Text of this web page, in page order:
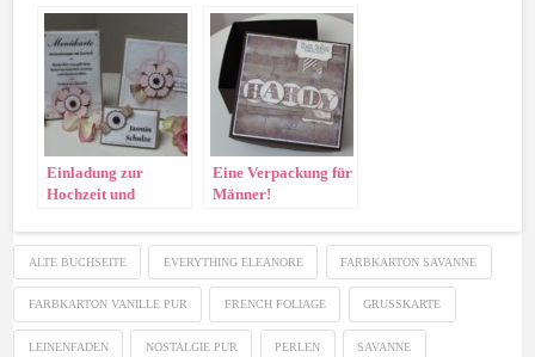
Einladung zur
Hochzeit und
Eine Verpackung für
Männer!
ALTE BUCHSEITE EVERYTHING ELEANORE FARBKARTON SAVANNE
FARBKARTON VANILLE PUR FRENCH FOLIAGE GRUSSKARTE
LEINENFADEN NOSTALGIE PUR PERLEN SAVANNE